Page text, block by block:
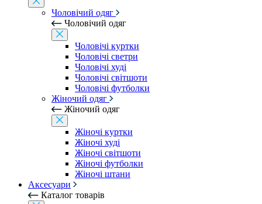
Чоловічий одяг
Чоловічий одяг
Чоловічі куртки
Чоловічі светри
Чоловічі худі
Чоловічі світшоти
Чоловічі футболки
Жіночий одяг
Жіночий одяг
Жіночі куртки
Жіночі худі
Жіночі світшоти
Жіночі футболки
Жіночі штани
Аксесуари
Каталог товарів